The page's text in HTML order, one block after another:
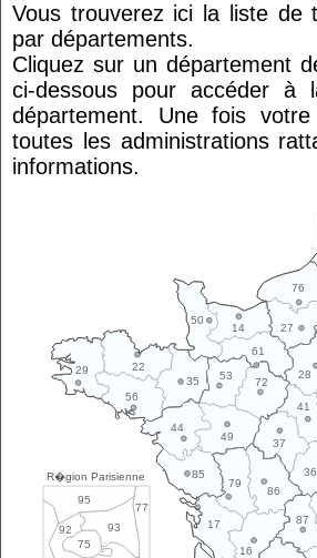
Vous trouverez ici la liste de
par départements.
Cliquez sur un département
ci-dessous pour accéder
département. Une fois
toutes les administrations
informations.
R�gion Parisienne
77
95
93
75
92
14
16
17
22
27
28
29
35
36
37
41
44
49
50
53
56
61
72
76
79
85
86
87